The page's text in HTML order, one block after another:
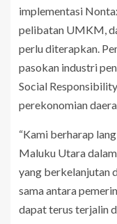
implementasi
pelibatan UMKM,
perlu diterapkan.
pasokan industri
Social
perekonomian
“Kami berharap
Maluku Utara
yang berkelanjutan
sama antara
dapat terus terjalin